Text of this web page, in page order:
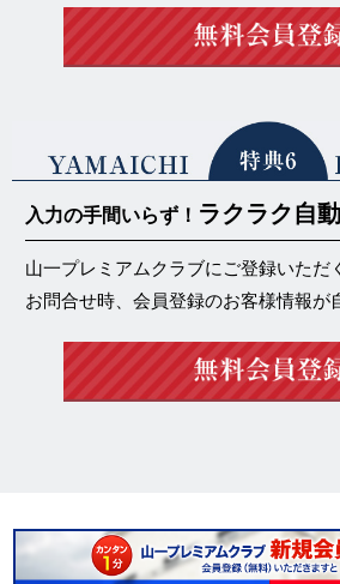
入力の手間いらず！ ラクラク自
山一プレミアムクラブにご登録いただ
お問合せ時、会員登録のお客様情報が